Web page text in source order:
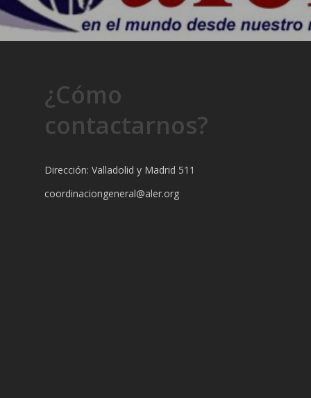
¿Cómo
contactarnos?
Dirección: Valladolid y Madrid 511
coordinaciongeneral@aler.org